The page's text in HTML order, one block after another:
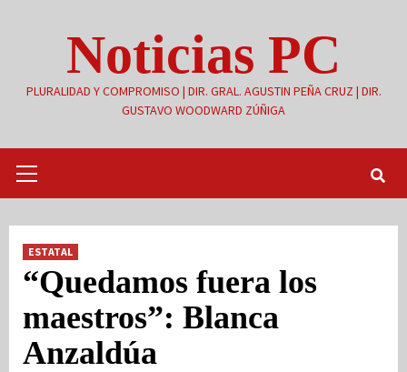
Noticias PC
PLURALIDAD Y COMPROMISO | DIR. GRAL. AGUSTIN PEÑA CRUZ | DIR.
GUSTAVO WOODWARD ZÚÑIGA
primario
ESTATAL
“Quedamos fuera los
maestros”: Blanca
Anzaldúa